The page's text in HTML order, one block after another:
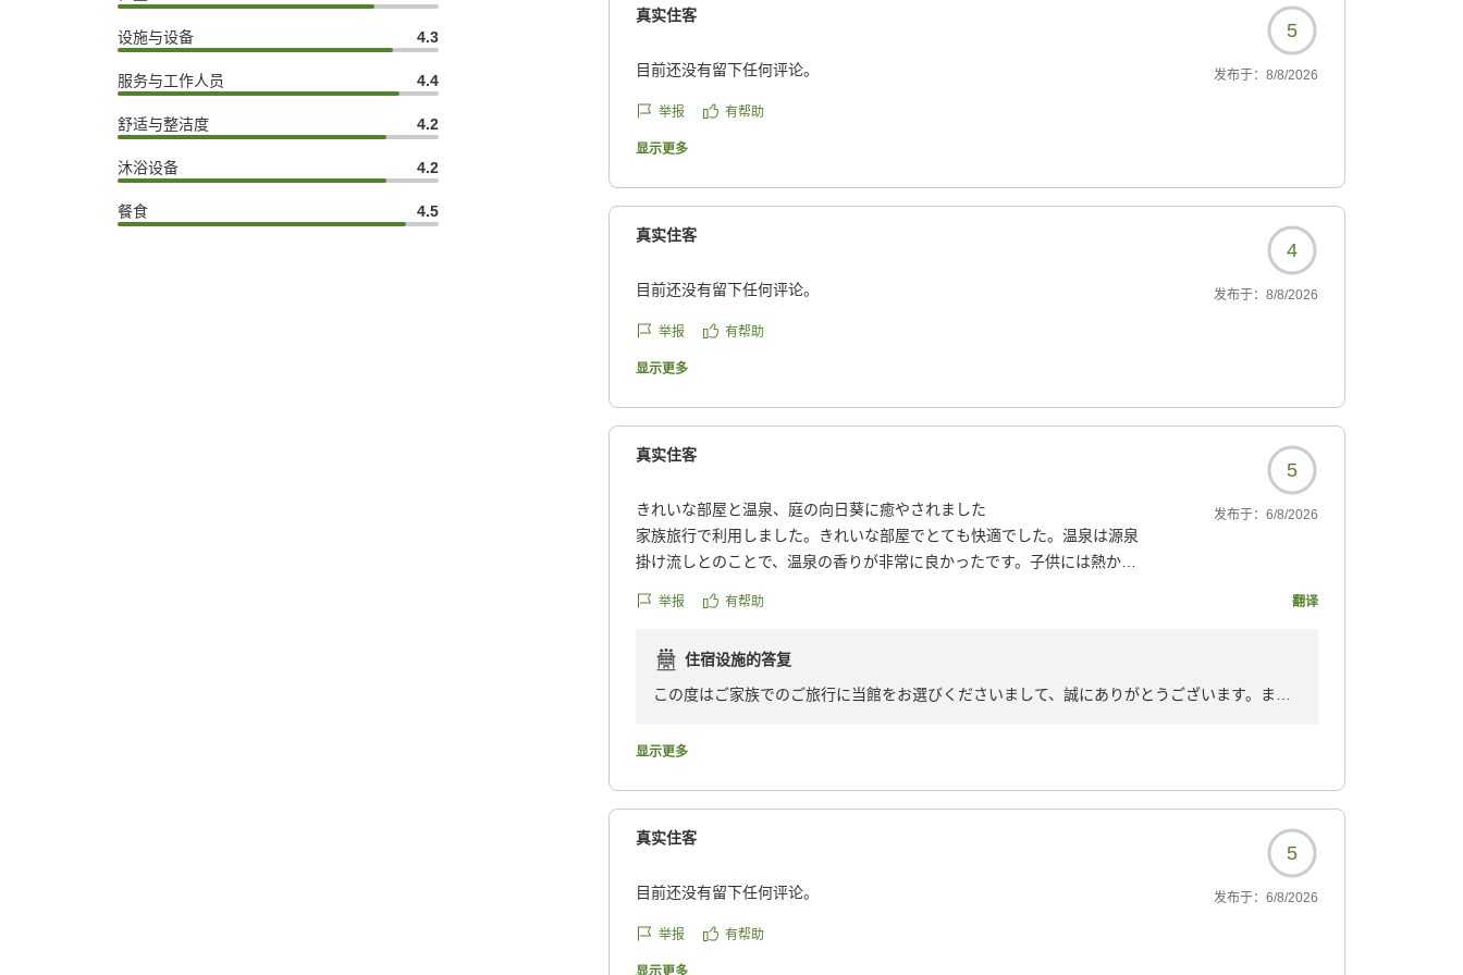
设施与设备 4.3
服务与工作人员 4.4
舒适与整洁度 4.2
沐浴设备 4.2
餐食 4.5
真实住客
5
目前还没有留下任何评论。 发布于： 8/8/2026
举报 有帮助
显示更多
真实住客
4
目前还没有留下任何评论。 发布于： 8/8/2026
举报 有帮助
显示更多
真实住客
5
きれいな部屋と温泉、庭の向日葵に癒やされました
家族旅行で利用しました。きれいな部屋でとても快適でした。温泉は源泉
掛け流しとのことで、温泉の香りが非常に良かったです。子供には熱かっ
朝食は和食でとても美味しかったです。子供は子供用のメニューでした。
です。冷奴のようなシンプルなメニューの方が食べてくれるかもと思いま
した。
をされておりました。向日葵が元気に咲いていました。
た。ドラム式だと洗濯から乾燥まで非常に時間がかかるので、別々に設置
全体的に良いホテルでした。とても満足です。
https://review.travel.rakuten.co.jp/hotel/voice/19278?
reviewId=33123478505749
发布于： 6/8/2026
举报 有帮助 翻译
住宿设施的答复
この度はご家族でのご旅行に当館をお選びくださいまして、誠にありがとうございます。ま
お部屋や源泉掛け流しの温泉の香り、そして庭園やフラワーガーデンの向日葵までお楽しみい
一方で、お子様にとりまして温泉の温度が少し熱かったとのこと、また朝食メニューにつきま
しても貴重なご意見をありがとうございます。お子様にも、よりお食事を楽しんでいただける
よう、シンプルなメニュー構成やご提供方法など、今後の工夫の参考にさせていただきます。
「全体的に良いホテルでとても満足」とのお言葉を励みに、今後も皆様に快適で心安らぐ時間
をお過ごしいただけるよう、サービスの向上に努めてまいります。
显示更多
真实住客
5
目前还没有留下任何评论。 发布于： 6/8/2026
举报 有帮助
显示更多